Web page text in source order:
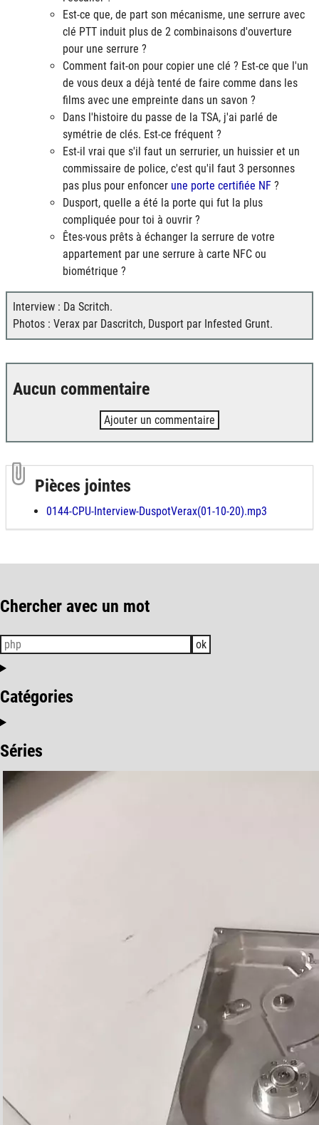
Est-ce que, de part son mécanisme, une serrure avec
clé PTT induit plus de 2 combinaisons d'ouverture
pour une serrure ?
Comment fait-on pour copier une clé ? Est-ce que l'un
de vous deux a déjà tenté de faire comme dans les
films avec une empreinte dans un savon ?
Dans l'histoire du passe de la TSA, j'ai parlé de
symétrie de clés. Est-ce fréquent ?
Est-il vrai que s'il faut un serrurier, un huissier et un
commissaire de police, c'est qu'il faut 3 personnes
pas plus pour enfoncer une porte certifiée NF ?
Dusport, quelle a été la porte qui fut la plus
compliquée pour toi à ouvrir ?
Êtes-vous prêts à échanger la serrure de votre
appartement par une serrure à carte NFC ou
biométrique ?
Interview : Da Scritch.
Photos : Verax par Dascritch, Dusport par Infested Grunt.
Aucun commentaire
Ajouter un commentaire
Pièces jointes
0144-CPU-Interview-DuspotVerax(01-10-20).mp3
Chercher avec un mot
ok
Catégories
Séries